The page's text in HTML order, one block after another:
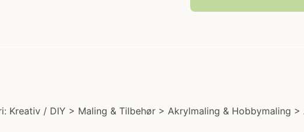
Kreativ / DIY > Maling & Tilbehør > Akrylmaling & Hobbymaling